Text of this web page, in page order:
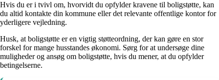
Hvis du er i tvivl om, hvorvidt du opfylder kravene til boligstøtte, kan
du altid kontakte din kommune eller det relevante offentlige kontor for
yderligere vejledning.
Husk, at boligstøtte er en vigtig støtteordning, der kan gøre en stor
forskel for mange husstandes økonomi. Sørg for at undersøge dine
muligheder og ansøg om boligstøtte, hvis du mener, at du opfylder
betingelserne.